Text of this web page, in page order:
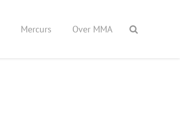
Mercurs Over MMA